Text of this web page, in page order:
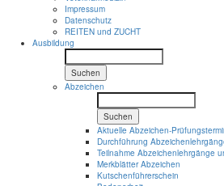
Impressum
Datenschutz
REITEN und ZUCHT
Ausbildung
Suchen
Abzeichen
Suchen
Aktuelle Abzeichen-
Durchführung
Teilnahme Abzeichenlehrgänge
Merkblätter Abzeichen
Kutschenführerschein